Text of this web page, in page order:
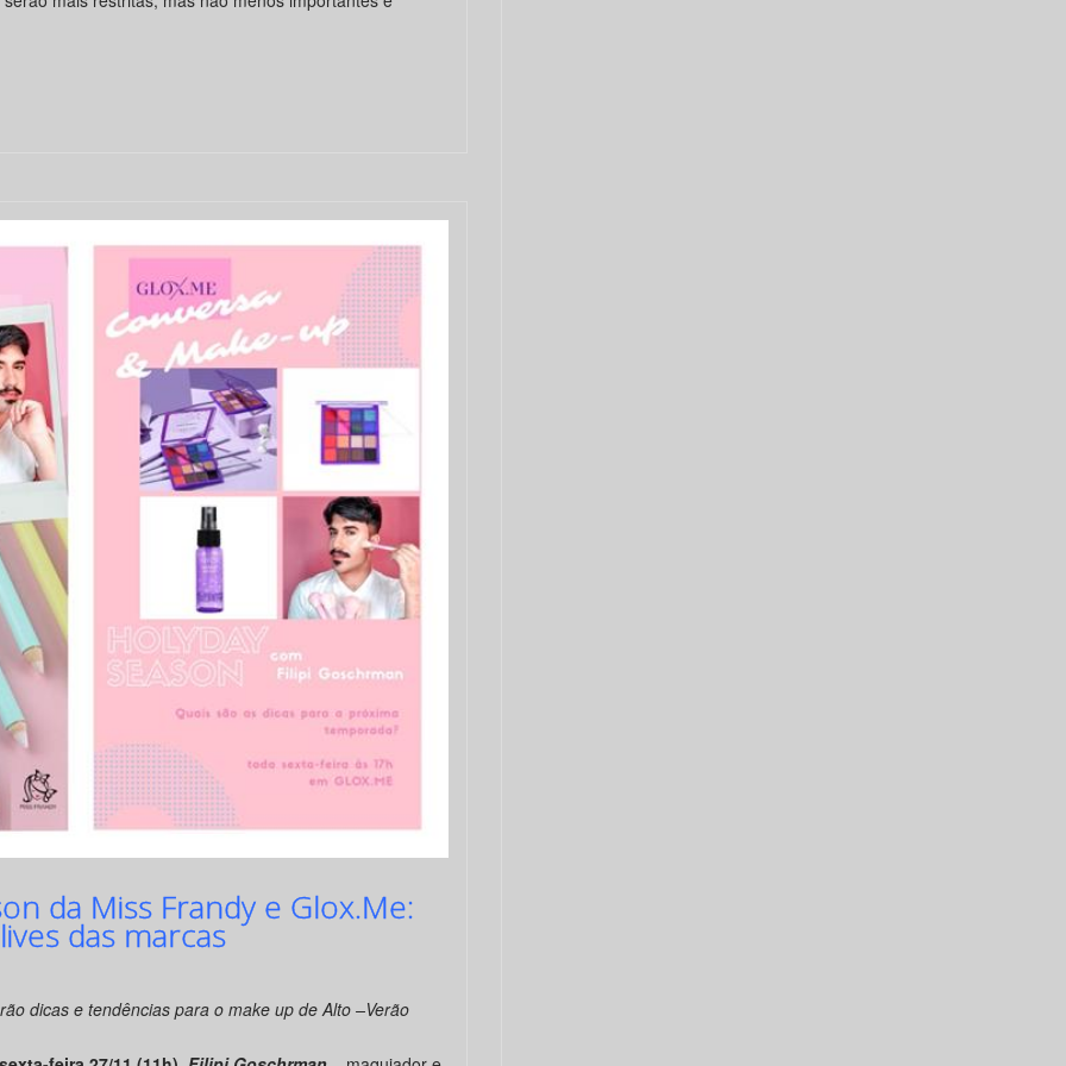
da Miss Frandy e Glox.Me:
das marcas
dicas e tendências para o make up de Alto –Verão